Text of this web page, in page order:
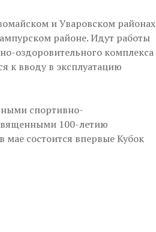
и Уваровском районах
районе. Идут работы
оздоровительного комплекса
к вводу в эксплуатацию
спортивно-
100-летию
состоится впервые Кубок